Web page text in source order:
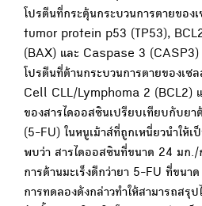
โปรตีนที่กระตุ้นกระบวนการตายของ
tumor protein p53 (TP53),
(BAX) และ Caspase 3 (CASP3)
โปรตีนที่ต้านกระบวนการตายของเ
Cell CLL/Lymphoma 2 (BCL2)
ของสารไดออสซินเปรียบเทียบกับย
(5-FU) ในหนูเม้าส์ที่ถูกเหนี่ยวนำให้
พบว่า สารไดออสซินที่ขนาด 24 มก./
การต้านมะเร็งดีกว่ายา 5-FU ที่ขน
การทดลองดังกล่าวทำให้สามารถสรุ